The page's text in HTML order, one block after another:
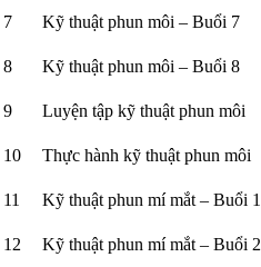
7
Kỹ thuật phun môi – Buổi 7
8
Kỹ thuật phun môi – Buổi 8
9
Luyện tập kỹ thuật phun môi
10
Thực hành kỹ thuật phun môi
11
Kỹ thuật phun mí mắt – Buổi 1
12
Kỹ thuật phun mí mắt – Buổi 2